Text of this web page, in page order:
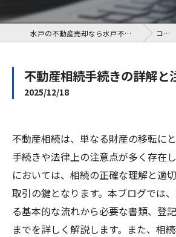
水戸の不動産売却なら水戸不動産売却相談センター コラム
不動産相続手続きの詳解と
2025/12/18
不動産相続は、単なる財産の移転に
手続きや法律上の注意点が多く存在
においては、相続の正確な理解と適
取引の鍵となります。本ブログでは
る基本的な流れから必要な書類、登
までを詳しく解説します。また、相